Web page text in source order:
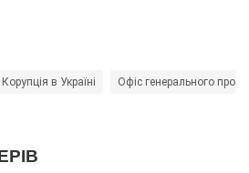
Корупція в Україні Офіс генерального